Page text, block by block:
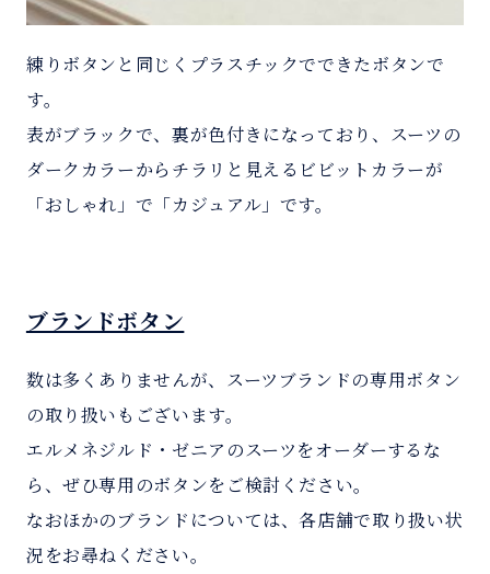
練りボタンと同じくプラスチックでできたボタンで
す。
表がブラックで、裏が色付きになっており、スーツの
ダークカラーからチラリと見えるビビットカラーが
「おしゃれ」で「カジュアル」です。
ブランドボタン
数は多くありませんが、スーツブランドの専用ボタン
の取り扱いもございます。
エルメネジルド・ゼニアのスーツをオーダーするな
ら、ぜひ専用のボタンをご検討ください。
なおほかのブランドについては、各店舗で取り扱い状
況をお尋ねください。